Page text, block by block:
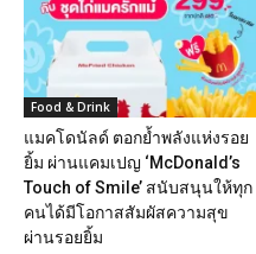
Food & Drink
แมคโดนัลด์ ตอกย้ำพลังแห่งรอย
ยิ้ม ผ่านแคมเปญ ‘McDonald’s
Touch of Smile’ สนับสนุนให้ทุก
คนได้มีโอกาสสัมผัสความสุข
ผ่านรอยยิ้ม